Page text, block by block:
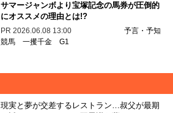
サマージャンボより宝塚記念の馬券が圧倒的
にオススメの理由とは!?
PR 2026.06.08 13:00
予言・予知
競馬 一攫千金 G1
現実と夢が交差するレストラン…叔父が最期